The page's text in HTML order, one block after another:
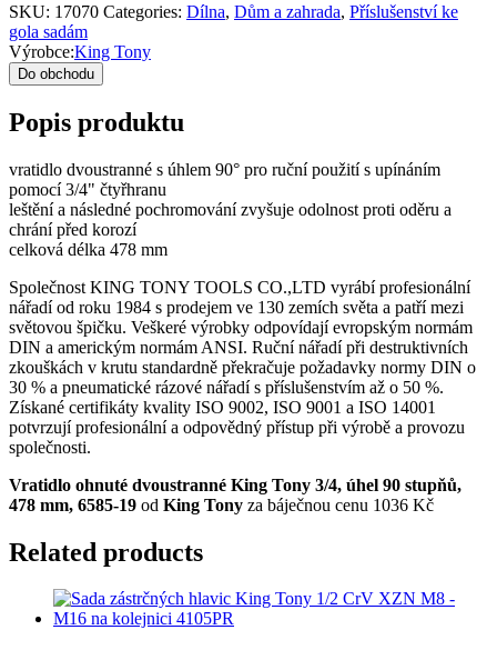
SKU: 17070 Categories: Dílna, Dům a zahrada, Příslušenství ke
gola sadám
Výrobce:King Tony
Do obchodu
Popis produktu
vratidlo dvoustranné s úhlem 90° pro ruční použití s upínáním
pomocí 3/4" čtyřhranu
leštění a následné pochromování zvyšuje odolnost proti oděru a
chrání před korozí
celková délka 478 mm
Společnost KING TONY TOOLS CO.,LTD vyrábí profesionální
nářadí od roku 1984 s prodejem ve 130 zemích světa a patří mezi
světovou špičku. Veškeré výrobky odpovídají evropským normám
DIN a americkým normám ANSI. Ruční nářadí při destruktivních
zkouškách v krutu standardně překračuje požadavky normy DIN o
30 % a pneumatické rázové nářadí s příslušenstvím až o 50 %.
Získané certifikáty kvality ISO 9002, ISO 9001 a ISO 14001
potvrzují profesionální a odpovědný přístup při výrobě a provozu
společnosti.
Vratidlo ohnuté dvoustranné King Tony 3/4, úhel 90 stupňů,
478 mm, 6585-19 od King Tony za báječnou cenu 1036 Kč
Related products